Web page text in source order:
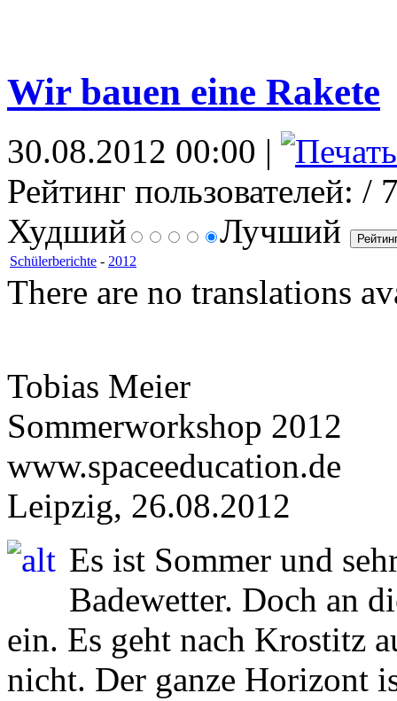
Wir bauen eine Rakete
30.08.2012 00:00 |
Рейтинг пользователей: /
Худший
Лучший
Schülerberichte - 2012
There are no translations
Tobias Meier
Sommerworkshop 2012
www.spaceeducation.de
Leipzig, 26.08.2012
Es ist Sommer und
Badewetter. Doch an
ein. Es geht nach Krostitz
nicht. Der ganze Horizont